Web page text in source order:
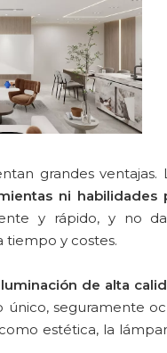
grandes ventajas.
ni habilidades
y rápido, y no
tiempo y costes.
de alta
seguramente
estética, la